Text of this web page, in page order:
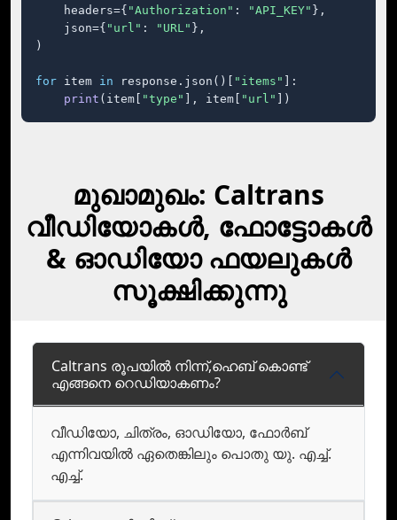
    headers={
"Authorization" : "API_KEY" },
    json={
"url" : "URL" },
)
for item in response.json()[ "items"
]:
print (item[ "type" ], item[ "url" ])
മുഖാമുഖം: Caltrans
വീഡിയോകള്‍, ഫോട്ടോകള്‍
& ഓഡിയോ ഫയലുകള്‍
സൂക്ഷിക്കുന്നു
Caltrans രൂപയില്‍ നിന്ന്,ഹെബ് കൊണ്ട്
എങ്ങനെ റെഡിയാകണം?
വീഡിയോ, ചിത്രം, ഓഡിയോ, ഫോർബ്‌
എന്നിവയിൽ ഏതെങ്കിലും പൊതു യു. എച്ച്.
എച്ച്.